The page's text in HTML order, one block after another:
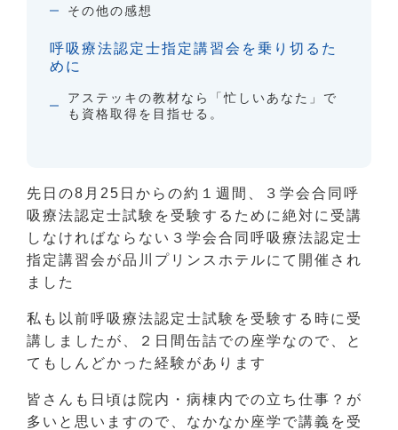
その他の感想
呼吸療法認定士指定講習会を乗り切るた
めに
アステッキの教材なら「忙しいあなた」で
も資格取得を目指せる。
先日の8月25日からの約１週間、３学会合同呼
吸療法認定士試験を受験するために絶対に受講
しなければならない３学会合同呼吸療法認定士
指定講習会が品川プリンスホテルにて開催され
ました
私も以前呼吸療法認定士試験を受験する時に受
講しましたが、２日間缶詰での座学なので、と
てもしんどかった経験があります
皆さんも日頃は院内・病棟内での立ち仕事？が
多いと思いますので、なかなか座学で講義を受